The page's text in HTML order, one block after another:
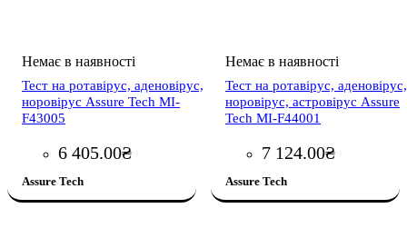
Тест на ротавірус, аденовірус,
норовірус Assure Tech MI-
F43005
6 405.00₴
Assure Tech
Тест на ротавірус, аденовірус,
норовірус, астровірус Assure
Tech MI-F44001
7 124.00₴
Assure Tech